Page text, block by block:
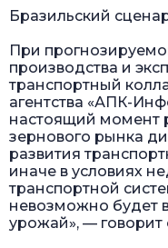
Бразильский
При
производства и
транспортный
агентства «АПК-
настоящий момент
зернового рынка
развития
иначе в условиях
транспортной
невозможно будет
урожай», — говорит